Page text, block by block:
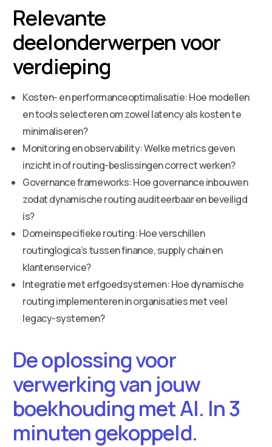
Relevante
deelonderwerpen voor
verdieping
Kosten- en performanceoptimalisatie: Hoe modellen
en tools selecteren om zowel latency als kosten te
minimaliseren?
Monitoring en observability: Welke metrics geven
inzicht in of routing-beslissingen correct werken?
Governance frameworks: Hoe governance inbouwen
zodat dynamische routing auditeerbaar en beveiligd
is?
Domeinspecifieke routing: Hoe verschillen
routinglogica’s tussen finance, supply chain en
klantenservice?
Integratie met erfgoedsystemen: Hoe dynamische
routing implementeren in organisaties met veel
legacy-systemen?
De oplossing voor
verwerking van jouw
boekhouding met AI. In 3
minuten gekoppeld.